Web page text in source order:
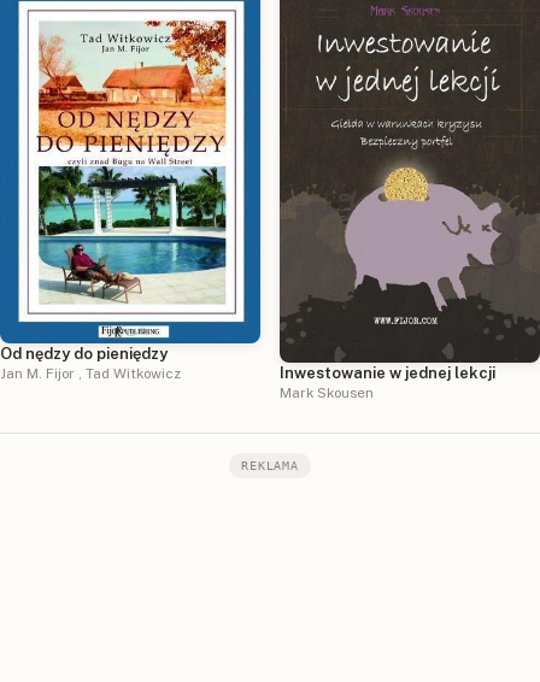
Od nędzy do pieniędzy
Jan M. Fijor , Tad Witkowicz Inwestowanie w jednej lekcji
Mark Skousen
REKLAMA